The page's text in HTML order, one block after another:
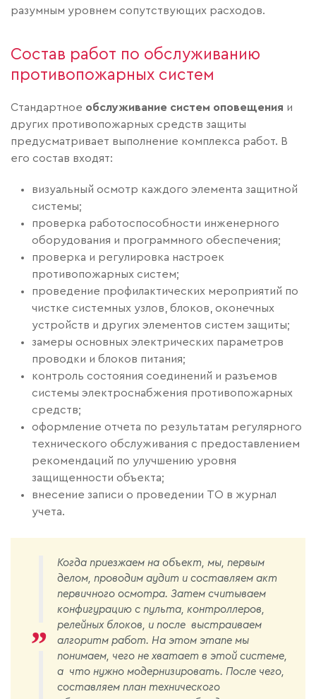
разумным уровнем сопутствующих расходов.
Состав работ по обслуживанию
противопожарных систем
Стандартное обслуживание систем оповещения и
других противопожарных средств защиты
предусматривает выполнение комплекса работ. В
его состав входят:
визуальный осмотр каждого элемента защитной
системы;
проверка работоспособности инженерного
оборудования и программного обеспечения;
проверка и регулировка настроек
противопожарных систем;
проведение профилактических мероприятий по
чистке системных узлов, блоков, оконечных
устройств и других элементов систем защиты;
замеры основных электрических параметров
проводки и блоков питания;
контроль состояния соединений и разъемов
системы электроснабжения противопожарных
средств;
оформление отчета по результатам регулярного
технического обслуживания с предоставлением
рекомендаций по улучшению уровня
защищенности объекта;
внесение записи о проведении ТО в журнал
учета.
Когда приезжаем на объект, мы, первым
делом, проводим аудит и составляем акт
первичного осмотра. Затем считываем
конфигурацию с пульта, контроллеров,
релейных блоков, и после выстраиваем
алгоритм работ. На этом этапе мы
понимаем, чего не хватает в этой системе,
а что нужно модернизировать. После чего,
составляем план технического